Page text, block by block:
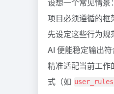
项目必须遵循的框
先设定这些行为规
AI 便能稳定输出
精准适配当前工作
式（如